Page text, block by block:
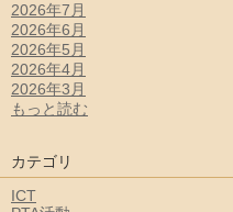
2026年7月
2026年6月
2026年5月
2026年4月
2026年3月
もっと読む
カテゴリ
ICT